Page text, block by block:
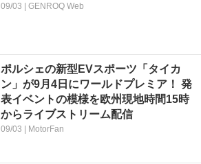
09/03 | GENROQ Web
ポルシェの新型EVスポーツ「タイカ
ン」が9月4日にワールドプレミア！ 発
表イベントの模様を欧州現地時間15時
からライブストリーム配信
09/03 | MotorFan